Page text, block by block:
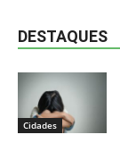
DESTAQUES
Cidades